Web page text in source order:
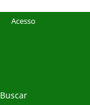
Buscar
Acesso